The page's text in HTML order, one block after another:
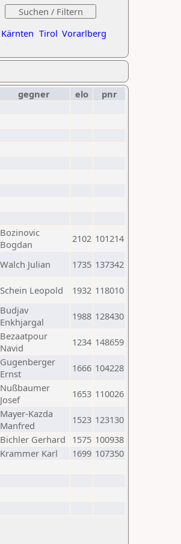
Kärnten Tirol Vorarlberg
gegner elo
pnr
Bozinovic
Bogdan
2102 101214
Walch Julian 1735 137342
Schein Leopold 1932 118010
Budjav
Enkhjargal
1988 128430
Bezaatpour
Navid
1234 148659
Gugenberger
Ernst
1666 104228
Nußbaumer
Josef
1653 110026
Mayer-Kazda
Manfred
1523 123130
Bichler Gerhard 1575 100938
Krammer Karl 1699 107350